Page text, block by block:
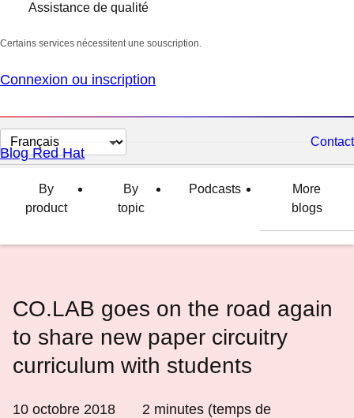
Assistance de qualité
Certains services nécessitent une souscription.
Connexion ou inscription
Changer
la
langue
Contact
Blog Red Hat
By
product
By
topic
Podcasts
More
blogs
CO.LAB goes on the road again
to share new paper circuitry
curriculum with students
10 octobre 2018 2 minutes (temps de